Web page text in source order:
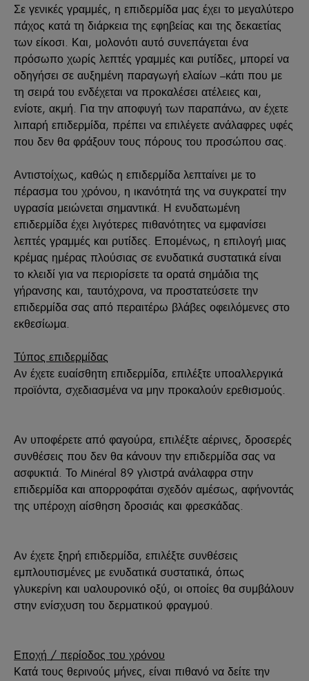
Σε γενικές γραμμές, η επιδερμίδα μας έχει το μεγαλύτερο
πάχος κατά τη διάρκεια της εφηβείας και της δεκαετίας
των είκοσι. Και, μολονότι αυτό συνεπάγεται ένα
πρόσωπο χωρίς λεπτές γραμμές και ρυτίδες, μπορεί να
οδηγήσει σε αυξημένη παραγωγή ελαίων –κάτι που με
τη σειρά του ενδέχεται να προκαλέσει ατέλειες και,
ενίοτε, ακμή. Για την αποφυγή των παραπάνω, αν έχετε
λιπαρή επιδερμίδα, πρέπει να επιλέγετε ανάλαφρες υφές
που δεν θα φράξουν τους πόρους του προσώπου σας.
Αντιστοίχως, καθώς η επιδερμίδα λεπταίνει με το
πέρασμα του χρόνου, η ικανότητά της να συγκρατεί την
υγρασία μειώνεται σημαντικά. Η ενυδατωμένη
επιδερμίδα έχει λιγότερες πιθανότητες να εμφανίσει
λεπτές γραμμές και ρυτίδες. Επομένως, η επιλογή μιας
κρέμας ημέρας πλούσιας σε ενυδατικά συστατικά είναι
το κλειδί για να περιορίσετε τα ορατά σημάδια της
γήρανσης και, ταυτόχρονα, να προστατεύσετε την
επιδερμίδα σας από περαιτέρω βλάβες οφειλόμενες στο
εκθεσίωμα.
Τύπος επιδερμίδας
Αν έχετε ευαίσθητη επιδερμίδα, επιλέξτε υποαλλεργικά
προϊόντα, σχεδιασμένα να μην προκαλούν ερεθισμούς.
Αν υποφέρετε από φαγούρα, επιλέξτε αέρινες, δροσερές
συνθέσεις που δεν θα κάνουν την επιδερμίδα σας να
ασφυκτιά. Το Minéral 89 γλιστρά ανάλαφρα στην
επιδερμίδα και απορροφάται σχεδόν αμέσως, αφήνοντάς
της υπέροχη αίσθηση δροσιάς και φρεσκάδας.
Αν έχετε ξηρή επιδερμίδα, επιλέξτε συνθέσεις
εμπλουτισμένες με ενυδατικά συστατικά, όπως
γλυκερίνη και υαλουρονικό οξύ, οι οποίες θα συμβάλουν
στην ενίσχυση του δερματικού φραγμού.
Εποχή / περίοδος του χρόνου
Κατά τους θερινούς μήνες, είναι πιθανό να δείτε την